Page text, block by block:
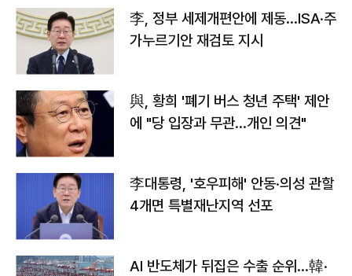
李, 정부 세제개편안에 제동…ISA·주
가누르기안 재검토 지시
與, 황희 '폐기 버스 청년 주택' 제안
에 "당 입장과 무관…개인 의견"
李대통령, '호우피해' 안동·의성 관할
4개면 특별재난지역 선포
AI 반도체가 뒤집은 수출 순위…韓·